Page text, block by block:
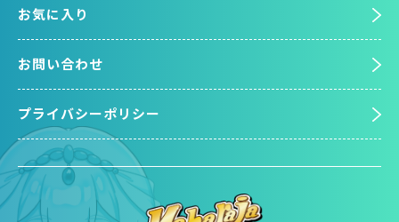
お気に入り
お問い合わせ
プライバシーポリシー